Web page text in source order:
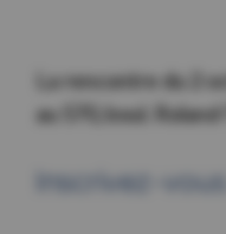
La rencontre du 2
au 570, boul.
Inscrivez-